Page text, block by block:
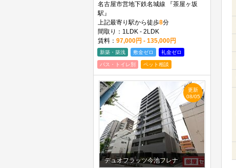
名古屋市営地下鉄名城線 『茶屋ヶ坂
駅』
上記最寄り駅から徒歩8分
間取り：1LDK - 2LDK
賃料： 97,000円 - 135,000円
新築・築浅 敷金ゼロ 礼金ゼロ
バス・トイレ別 ペット相談
更新
08/05
デュオフラッツ今池フレナ